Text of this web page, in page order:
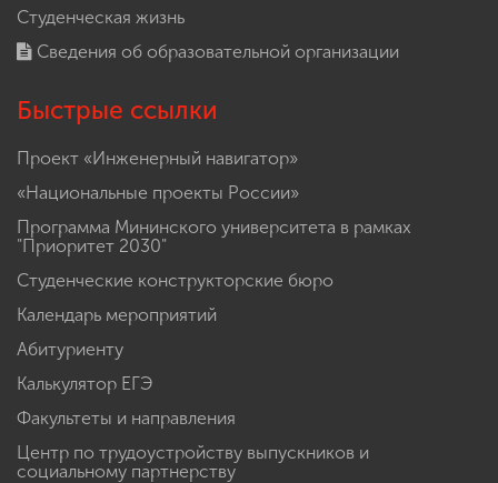
Студенческая жизнь
Сведения об образовательной организации
Быстрые ссылки
Проект «Инженерный навигатор»
«Национальные проекты России»
Программа Мининского университета в рамках
"Приоритет 2030"
Студенческие конструкторские бюро
Календарь мероприятий
Абитуриенту
Калькулятор ЕГЭ
Факультеты и направления
Центр по трудоустройству выпускников и
социальному партнерству